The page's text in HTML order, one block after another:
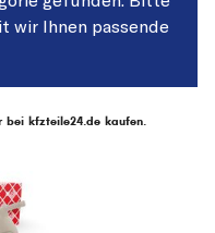
wir Ihnen passende
bei kfzteile24.de kaufen.